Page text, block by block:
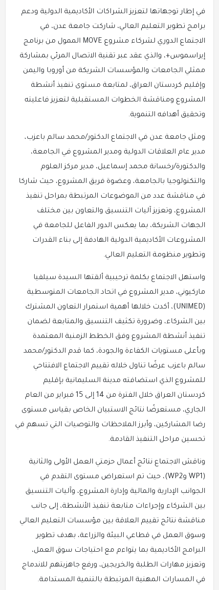
في إطار توجهاتها لتعزيز الشراكات الأكاديمية الدولية ودعم
برامج تطوير التعليم العالي، شاركت جامعة عدن، في
الاجتماع الدوري لشركاء مشروع MOVE الممول من برنامج
إيراسموس+، والذي عقد عبر تقنية الاتصال المرئي بمشاركة
ممثلي الجامعات والمؤسسات الشريكة من أوروبا واليمن
وإقليم كردستان العراق، لمتابعة مستوى تنفيذ أنشطة
المشروع ومناقشة الخطوات المستقبلية لتعزيز فاعليته
وتحقيق أهدافه التنموية.
ومثل جامعة عدن في الاجتماع الدكتور/محمد سالم باعزب،
مدير عام العلاقات الدولية ومدير المشروع في الجامعة،
والدكتورة/رخسانة محمد إسماعيل، مدير مركز العلوم
والتكنولوجيا بالجامعة، وعضوة فريق المشروع، حيث شاركا
في مناقشة عدد من الموضوعات المرتبطة بمراحل تنفيذ
المشروع، وتعزيز آليات التنسيق والتعاون بين مختلف
الجهات الشريكة، بما يعكس الدور الفاعل للجامعة في
المشروعات الأكاديمية الدولية الهادفة إلى بناء القدرات
وتطوير منظومة التعليم العالي.
واستهل الاجتماع بكلمة ترحيبية ألقتها السيدة سيلفيا
ماركيوني، مدير المشروع في اتحاد الجامعات المتوسطية
(UNIMED)، أكدت خلالها أهمية استمرار التعاون المشترك
بين الشركاء، وضرورة تكثيف التنسيق والمتابعة لضمان
تنفيذ أنشطة المشروع وفق الخطط الزمنية المعتمدة
وبأعلى مستويات الكفاءة والجودة، كما قدم الدكتور/محمد
سالم باعزب عرضًا تناول خلاله تقييم الاجتماع الافتتاحي
للمشروع الذي استضافته مدينة السليمانية بإقليم
كردستان العراق خلال الفترة من 14 إلى 15 فبراير من العام
الجاري، مستعرضًا نتائج الاستبيان الخاص بقياس مستوى
رضا المشاركين، وأبرز الملاحظات والتوصيات التي تسهم في
تحسين مراحل التنفيذ القادمة.
وناقش الاجتماع نتائج أعمال حزمتي العمل الأولى والثانية
(WP1 وWP2)، حيث تم استعراض مستوى التقدم في
الجوانب الإدارية والمالية وإدارة المشروع، وآليات التنسيق
بين الشركاء وإجراءات متابعة تنفيذ الأنشطة، إلى جانب
مناقشة نتائج تقييم العلاقة بين مؤسسات التعليم العالي
وسوق العمل في قطاعي البيئة والزراعة، بهدف تطوير
البرامج الأكاديمية بما يتواءم مع احتياجات سوق العمل،
وتعزيز مهارات الطلبة والخريجين، ورفع جاهزيتهم للاندماج
في المسارات المهنية المرتبطة بالتنمية المستدامة.